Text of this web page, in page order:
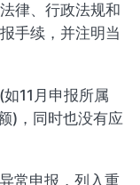
律、行政法规和
手续，并注明当
11月申报所属
)，同时也没有应
常申报，列入重